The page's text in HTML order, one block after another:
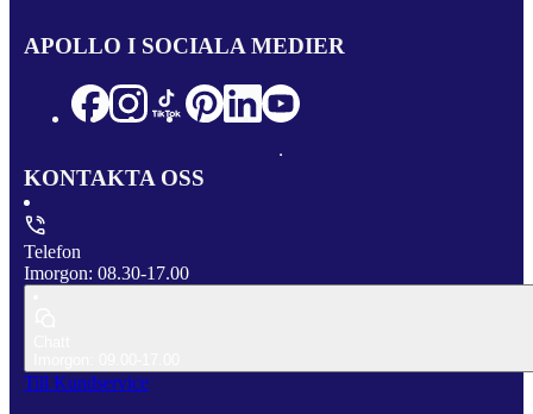
APOLLO I SOCIALA MEDIER
KONTAKTA OSS
Telefon
Imorgon: 08.30-17.00
Till Kundservice